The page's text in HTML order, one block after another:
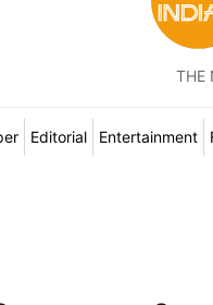
THE
Editorial Entertainment